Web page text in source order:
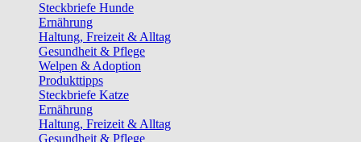
Steckbriefe Hunde
Ernährung
Haltung, Freizeit & Alltag
Gesundheit & Pflege
Welpen & Adoption
Produkttipps
Steckbriefe Katze
Ernährung
Haltung, Freizeit & Alltag
Gesundheit & Pflege